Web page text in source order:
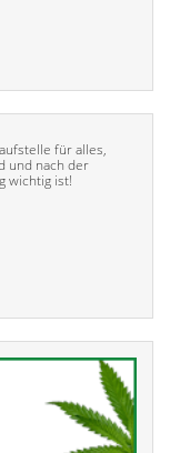
für alles,
und nach der
wichtig ist!